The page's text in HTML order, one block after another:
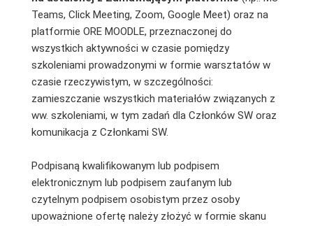
Teams, Click Meeting, Zoom, Google Meet) oraz na
platformie ORE MOODLE, przeznaczonej do
wszystkich aktywności w czasie pomiędzy
szkoleniami prowadzonymi w formie warsztatów w
czasie rzeczywistym, w szczególności:
zamieszczanie wszystkich materiałów związanych z
ww. szkoleniami, w tym zadań dla Członków SW oraz
komunikacja z Członkami SW.
Podpisaną kwalifikowanym lub podpisem
elektronicznym lub podpisem zaufanym lub
czytelnym podpisem osobistym przez osoby
upoważnione ofertę należy złożyć w formie skanu